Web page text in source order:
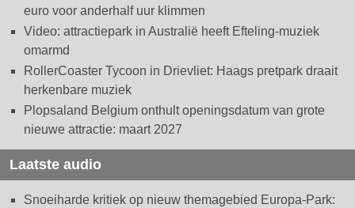
euro voor anderhalf uur klimmen
Video: attractiepark in Australië heeft Efteling-muziek
omarmd
RollerCoaster Tycoon in Drievliet: Haags pretpark draait
herkenbare muziek
Plopsaland Belgium onthult openingsdatum van grote
nieuwe attractie: maart 2027
Laatste audio
Snoeiharde kritiek op nieuw themagebied Europa-Park: